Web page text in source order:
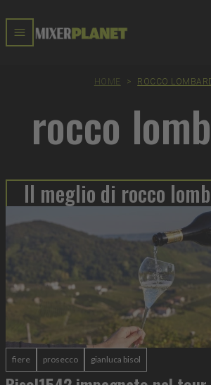
HOME > ROCCO
rocco
Il meglio di rocco
fiere prosecco gianluca bisol